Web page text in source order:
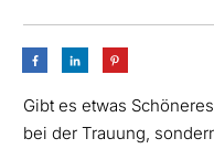
Gibt es etwas
bei der Trauung,